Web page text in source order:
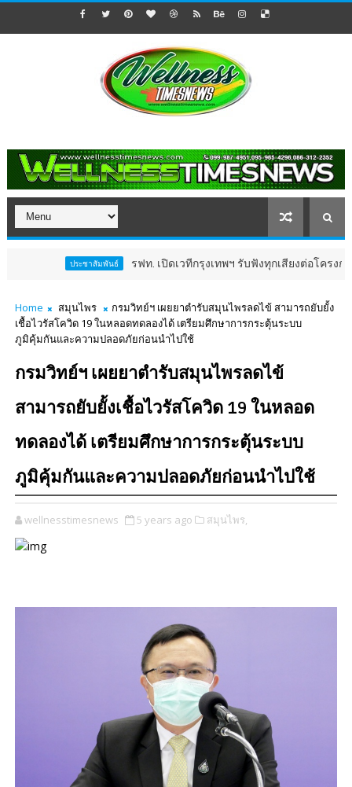
ประชาสัมพันธ์ รฟท. เปิดเวทีกรุงเทพฯ รับฟังทุกเสียงต่อโครงการรถไ
Home สมุนไพร
กรมวิทย์ฯ เผยยาตำรับสมุนไพรลดไข้ สามารถยับยั้ง
เชื้อไวรัสโควิด 19 ในหลอดทดลองได้ เตรียมศึกษาการกระตุ้นระบบ
ภูมิคุ้มกันและความปลอดภัยก่อนนำไปใช้
กรมวิทย์ฯ เผยยาตำรับสมุนไพรลดไข้
สามารถยับยั้งเชื้อไวรัสโควิด 19 ในหลอด
ทดลองได้ เตรียมศึกษาการกระตุ้นระบบ
ภูมิคุ้มกันและความปลอดภัยก่อนนำไปใช้
wellnesstimesnews 5 years ago สมุนไพร,